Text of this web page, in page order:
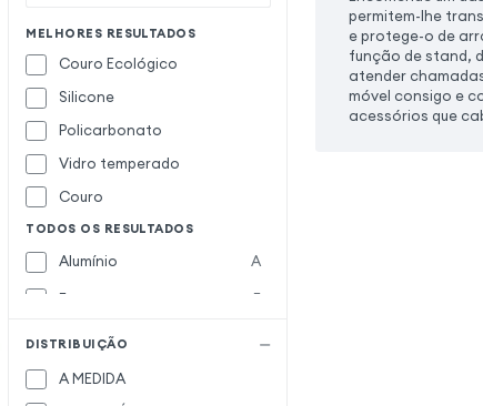
Supcase
Swissten
Tactical
Wiko
W
MELHORES RESULTADOS
Couro Ecológico
Silicone
Policarbonato
Vidro temperado
Couro
TODOS OS RESULTADOS
Alumínio
A
Espuma
E
Fibra de carbono
Ganga
DISTRIBUIÇÃO
A MEDIDA
permitem-lhe
e protege-o de
função de stand,
atender
móvel consigo e
acessórios que